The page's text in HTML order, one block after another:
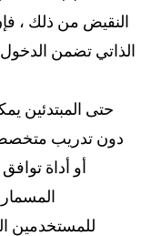
النقيض من ذلك ،
الذاتي تضمن
حتى المبتدئين
دون تدريب
أو أداة
للمستخدمين